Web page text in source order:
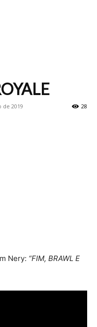
2019 28
Nery: “FIM, BRAWL E